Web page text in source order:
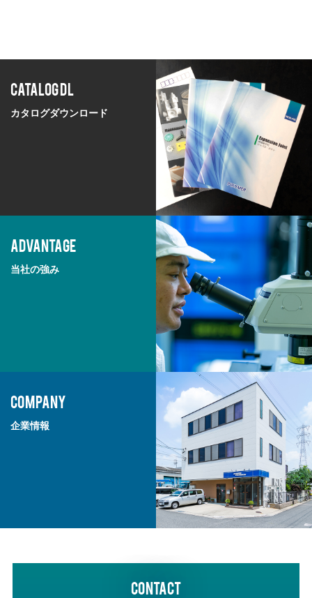
CATALOG DL
カタログダウンロード
ADVANTAGE
当社の強み
COMPANY
企業情報
CONTACT